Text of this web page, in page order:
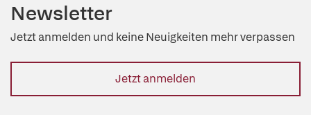
Newsletter
Jetzt anmelden und keine Neuigkeiten mehr verpassen
Jetzt anmelden